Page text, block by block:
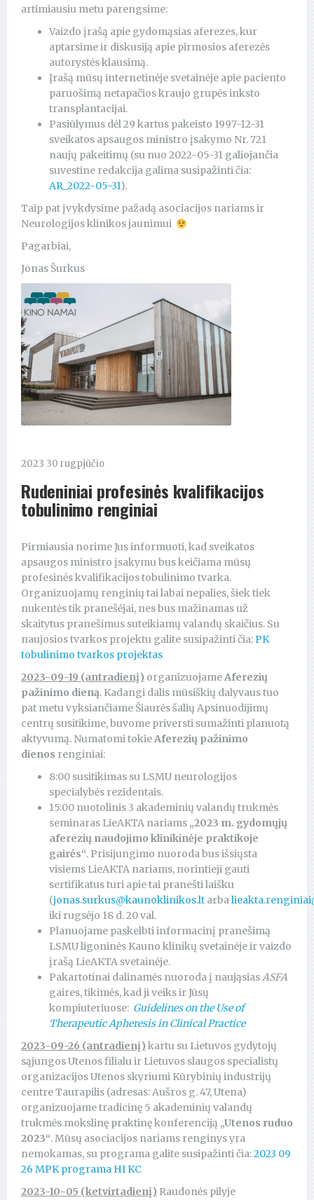
artimiausiu metu parengsime:
Vaizdo įrašą apie gydomąsias aferezes, kur
aptarsime ir diskusiją apie pirmosios aferezės
autorystės klausimą.
Įrašą mūsų internetinėje svetainėje apie paciento
paruošimą netapačios kraujo grupės inksto
transplantacijai.
Pasiūlymus dėl 29 kartus pakeisto 1997-12-31
sveikatos apsaugos ministro įsakymo Nr. 721
naujų pakeitimų (su nuo 2022-05-31 galiojančia
suvestine redakcija galima susipažinti čia:
AR_2022-05-31).
Taip pat įvykdysime pažadą asociacijos nariams ir
Neurologijos klinikos jaunimui
Pagarbiai,
Jonas Šurkus
2023 30 rugpjūčio
Rudeniniai profesinės kvalifikacijos
tobulinimo renginiai
Pirmiausia norime Jus informuoti, kad sveikatos
apsaugos ministro įsakymu bus keičiama mūsų
profesinės kvalifikacijos tobulinimo tvarka.
Organizuojamų renginių tai labai nepalies, šiek tiek
nukentės tik pranešėjai, nes bus mažinamas už
skaitytus pranešimus suteikiamų valandų skaičius. Su
naujosios tvarkos projektu galite susipažinti čia:PK
tobulinimo tvarkos projektas
2023-09-19 (antradienį) organizuojameAferezių
pažinimo dieną. Kadangi dalis mūsiškių dalyvaus tuo
pat metu vyksiančiame Šiaurės šalių Apsinuodijimų
centrų susitikime, buvome priversti sumažinti planuotą
aktyvumą. Numatomi tokieAferezių pažinimo
dienos renginiai:
8:00 susitikimas su LSMU neurologijos
specialybės rezidentais.
15:00 nuotolinis 3 akademinių valandų trukmės
seminaras LieAKTA nariams „2023 m. gydomųjų
aferezių naudojimo klinikinėje praktikoje
gairės“. Prisijungimo nuoroda bus išsiųsta
visiems LieAKTA nariams, norintieji gauti
sertifikatus turi apie tai pranešti laišku
(jonas.surkus@kaunoklinikos.lt arba
iki rugsėjo 18 d. 20 val.
Planuojame paskelbti informacinį pranešimą
LSMU ligoninės Kauno klinikų svetainėje ir vaizdo
įrašą LieAKTA svetainėje.
Pakartotinai dalinamės nuoroda į naująsiasASFA
gaires, tikimės, kad ji veiks ir Jūsų
kompiuteriuose: Guidelines on the Use of
Therapeutic Apheresis in Clinical Practice
2023-09-26 (antradienį) kartu su Lietuvos gydytojų
sąjungos Utenos filialu ir Lietuvos slaugos specialistų
organizacijos Utenos skyriumi Kūrybinių industrijų
centre Taurapilis (adresas: Aušros g. 47, Utena)
organizuojame tradicinę 5 akademinių valandų
trukmės mokslinę praktinę konferenciją „Utenos ruduo
2023“. Mūsų asociacijos nariams renginys yra
nemokamas, su programa galite susipažinti čia:2023 09
26 MPK programa HI KC
2023-10-05 (ketvirtadienį) Raudonės pilyje